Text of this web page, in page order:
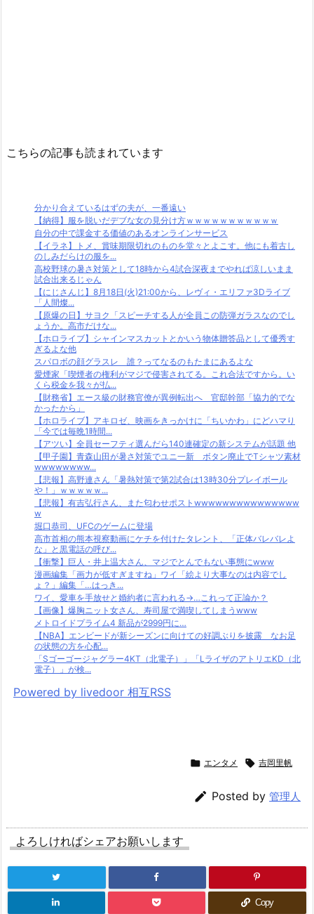
こちらの記事も読まれています
分かり合えているはずの夫が、一番遠い
【納得】服を脱いだデブな女の見分け方ｗｗｗｗｗｗｗｗｗｗｗ
自分の中で課金する価値のあるオンラインサービス
【イラネ】トメ、賞味期限切れのものを堂々とよこす。他にも着古し
のしみだらけの服を...
高校野球の暑さ対策として18時から4試合深夜までやれば涼しいまま
試合出来るじゃん
【にじさんじ】8月18日(火)21:00から、レヴィ・エリファ3Dライブ
「人間燦...
【原爆の日】サヨク「スピーチする人が全員この防弾ガラスなのでし
ょうか。高市だけな...
【ホロライブ】シャインマスカットとかいう物体贈答品として優秀す
ぎるよな他
スパロボの顔グラスレ 誰？ってなるのもたまにあるよな
愛煙家「喫煙者の権利がマジで侵害されてる。これ合法ですから。い
くら税金を我々が払...
【財務省】エース級の財務官僚が異例転出へ 官邸幹部「協力的でな
かったから」
【ホロライブ】アキロゼ、映画をきっかけに「ちいかわ」にどハマり
「今では毎晩1時間...
【アツい】全員セーフティ選んだら140連確定の新システムが話題 他
【甲子園】青森山田が暑さ対策でユニ一新 ボタン廃止でTシャツ素材
wwwwwwww...
【悲報】高野連さん「暑熱対策で第2試合は13時30分プレイボール
や！」ｗｗｗｗｗ...
【悲報】有吉弘行さん、また匂わせポストwwwwwwwwwwwwwww
w
堀口恭司、UFCのゲームに登場
高市首相の熊本視察動画にケチを付けたタレント、「正体バレバレよ
な」と黒電話の呼び...
【衝撃】巨人・井上温大さん、マジでとんでもない事態にwww
漫画編集「画力が低すぎますね」ワイ「絵より大事なのは内容でし
ょ？」編集「…はっき...
ワイ、愛車を手放せと婚約者に言われる→…これって正論か？
【画像】爆胸ニット女さん、寿司屋で満喫してしまうwww
メトロイドプライム4 新品が2999円に…
【NBA】エンビードが新シーズンに向けての好調ぶりを披露 なお足
の状態の方を心配...
「Sゴーゴージャグラー4KT（北電子）」「LライザのアトリエKD（北
電子）」が検...
Powered by livedoor 相互RSS
 エンタメ  吉岡里帆
 Posted by 管理人
よろしければシェアお願いします
Copy